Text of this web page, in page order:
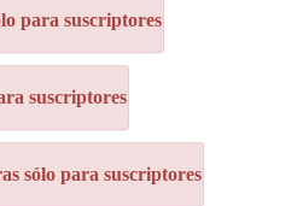
para suscriptores
suscriptores
sólo para suscriptores